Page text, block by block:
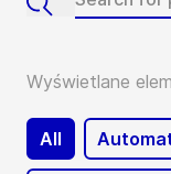
Wyświetlane
All